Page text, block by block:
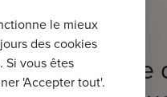
Bienvenue
le mieux
des cookies
Si vous êtes
'Accepter tout'.